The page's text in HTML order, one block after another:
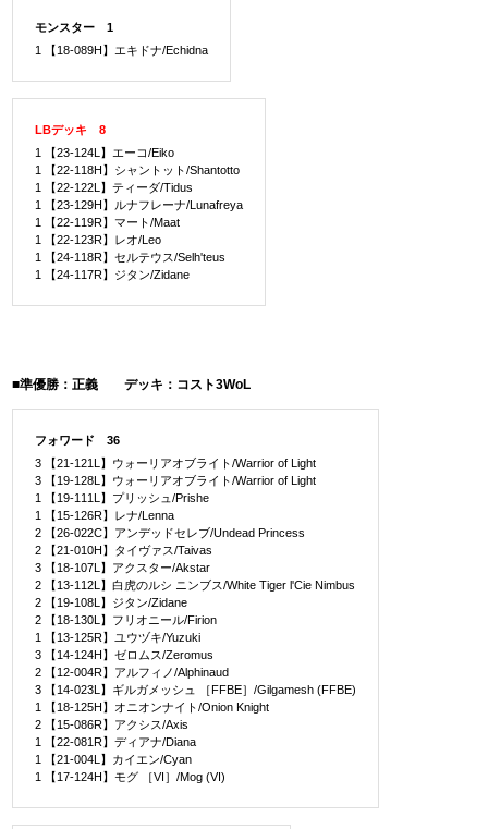
モンスター 1
1 【18-089H】エキドナ/Echidna
LBデッキ 8
1 【23-124L】エーコ/Eiko
1 【22-118H】シャントット/Shantotto
1 【22-122L】ティーダ/Tidus
1 【23-129H】ルナフレーナ/Lunafreya
1 【22-119R】マート/Maat
1 【22-123R】レオ/Leo
1 【24-118R】セルテウス/Selh'teus
1 【24-117R】ジタン/Zidane
■準優勝：正義 デッキ：コスト3WoL
フォワード 36
3 【21-121L】ウォーリアオブライト/Warrior of Light
3 【19-128L】ウォーリアオブライト/Warrior of Light
1 【19-111L】プリッシュ/Prishe
1 【15-126R】レナ/Lenna
2 【26-022C】アンデッドセレブ/Undead Princess
2 【21-010H】タイヴァス/Taivas
3 【18-107L】アクスター/Akstar
2 【13-112L】白虎のルシ ニンブス/White Tiger l'Cie Nimbus
2 【19-108L】ジタン/Zidane
2 【18-130L】フリオニール/Firion
1 【13-125R】ユウヅキ/Yuzuki
3 【14-124H】ゼロムス/Zeromus
2 【12-004R】アルフィノ/Alphinaud
3 【14-023L】ギルガメッシュ ［FFBE］/Gilgamesh (FFBE)
1 【18-125H】オニオンナイト/Onion Knight
2 【15-086R】アクシス/Axis
1 【22-081R】ディアナ/Diana
1 【21-004L】カイエン/Cyan
1 【17-124H】モグ ［VI］/Mog (VI)